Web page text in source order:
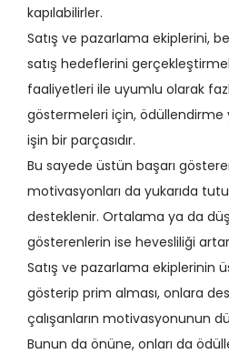
kapılabilirler.
Satış ve pazarlama ekiplerini,
satış hedeflerini
faaliyetleri ile uyumlu olarak
göstermeleri için,
işin bir parçasıdır.
Bu sayede üstün başarı
motivasyonları da yukarıda
desteklenir. Ortalama ya da
gösterenlerin ise hevesliliği
Satış ve pazarlama ekiplerinin
gösterip prim alması, onlara
çalışanların motivasyonunun
Bunun da önüne, onları da